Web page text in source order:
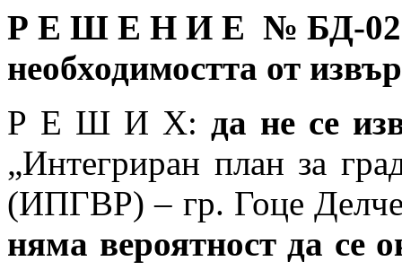
Р Е Ш Е Н И Е № БД-
необходимостта от
Р Е Ш И Х: да не се
„Интегриран план за
(ИПГВР) – гр. Гоце
няма вероятност да се